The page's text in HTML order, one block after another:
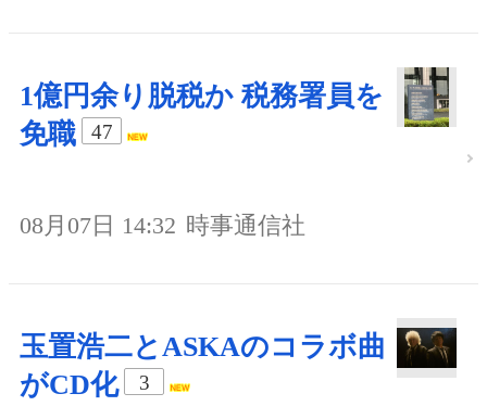
1億円余り脱税か 税務署員を
免職
47
08月07日 14:32 時事通信社
玉置浩二とASKAのコラボ曲
がCD化
3